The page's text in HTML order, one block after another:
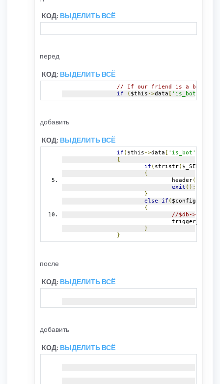
КОД: ВЫДЕЛИТЬ ВСЁ
перед
КОД: ВЫДЕЛИТЬ ВСЁ
// If our friend is a bot, we
if
( $this ->data 'is_bot'
добавить
КОД: ВЫДЕЛИТЬ ВСЁ
if ( $this->data 'is_bot'
{
if ( stristr( $_SERVER
{
				header
(
exit ();
}
else
if ( $config
{
//$db-
				trigger_error
}
}
после
КОД: ВЫДЕЛИТЬ ВСЁ
добавить
КОД: ВЫДЕЛИТЬ ВСЁ